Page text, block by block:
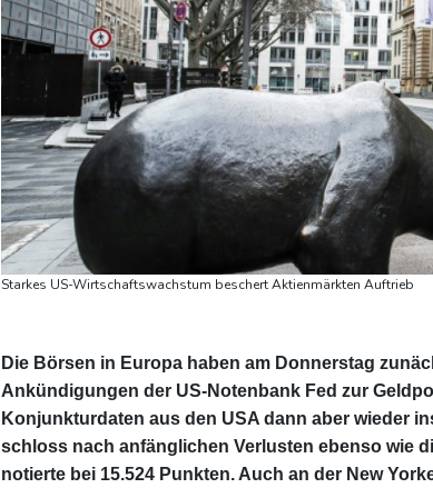
Starkes US-Wirtschaftswachstum beschert Aktienmärkten Auftrieb
Die Börsen in Europa haben am Donnerstag
Ankündigungen der US-Notenbank Fed zur
Konjunkturdaten aus den USA dann aber wieder
schloss nach anfänglichen Verlusten ebenso wie
notierte bei 15.524 Punkten. Auch an der New